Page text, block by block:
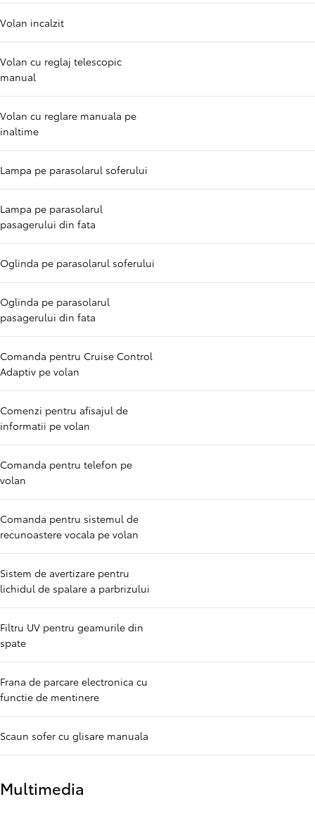
Volan incalzit
Volan cu reglaj telescopic
manual
Volan cu reglare manuala pe
inaltime
Lampa pe parasolarul soferului
Lampa pe parasolarul
pasagerului din fata
Oglinda pe parasolarul soferului
Oglinda pe parasolarul
pasagerului din fata
Comanda pentru Cruise Control
Adaptiv pe volan
Comenzi pentru afisajul de
informatii pe volan
Comanda pentru telefon pe
volan
Comanda pentru sistemul de
recunoastere vocala pe volan
Sistem de avertizare pentru
lichidul de spalare a parbrizului
Filtru UV pentru geamurile din
spate
Frana de parcare electronica cu
functie de mentinere
Scaun sofer cu glisare manuala
Multimedia